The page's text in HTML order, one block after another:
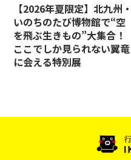
【2026年夏限定】北九州・
いのちのたび博物館で“空
を飛ぶ生きもの”大集合！
ここでしか見られない翼竜
に会える特別展